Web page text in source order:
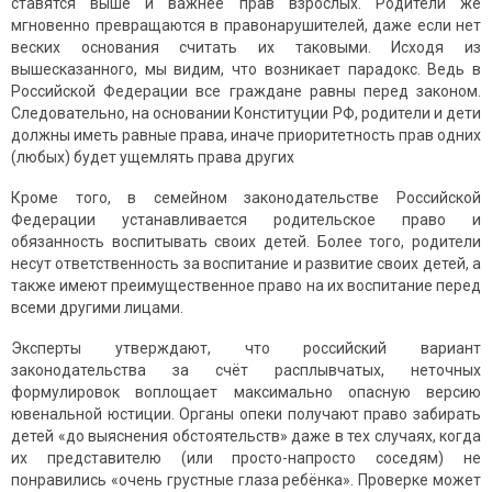
мгновенно превращаются в правонарушителей, даже если нет
веских основания считать их таковыми. Исходя из
вышесказанного, мы видим, что возникает парадокс. Ведь в
Российской Федерации все граждане равны перед законом.
Следовательно, на основании Конституции РФ, родители и дети
должны иметь равные права, иначе приоритетность прав одних
(любых) будет ущемлять права других
Кроме того, в семейном законодательстве Российской
Федерации устанавливается родительское право и
обязанность воспитывать своих детей. Более того, родители
несут ответственность за воспитание и развитие своих детей, а
также имеют преимущественное право на их воспитание перед
всеми другими лицами.
Эксперты утверждают, что российский вариант
законодательства за счёт расплывчатых, неточных
формулировок воплощает максимально опасную версию
ювенальной юстиции. Органы опеки получают право забирать
детей «до выяснения обстоятельств» даже в тех случаях, когда
их представителю (или просто-напросто соседям) не
понравились «очень грустные глаза ребёнка». Проверке может